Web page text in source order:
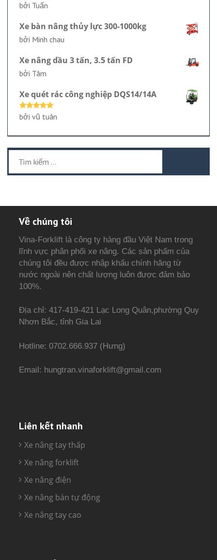
Được xếp
hạng55
bởi Tuấn
Xe bàn nâng thủy lực 300-1000kg
bởi Minh chau
Xe nâng dầu 3 tấn, 3.5 tấn FD
bởi Tâm
Xe quét rác công nghiệp DQS14/14A
Được xếp
hạng 55
bởi vũ tuân
kiếm
cho:
Về chúng tôi
Vina-Forklift là công ty hàng đầu Việt Nam trong
lĩnh vực phân phối xe nâng. Các sản phẩm của
chúng tôi đều được nhập khẩu chính hãng từ
nước ngoài nên chất lượng luôn được đảm bảo
100%.
Địa chỉ: 417-419-421 Lạc Long Quân,phường Quy
Nhơn Bắc, tỉnh Gia Lai
Hotline: 0702.666.937 (Hưng)
Email: hungtran.vinaforklift@gmail.com
Liên kết nhanh
Xe nâng tay thấp
Xe nâng forklift
Xe nâng điện
Xe nâng bán tự động
Xe nâng tay cao